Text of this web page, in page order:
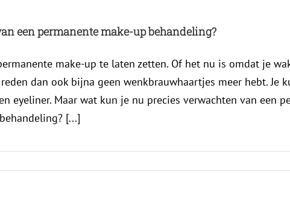
een permanente make-up behandeling?
make-up te laten zetten. Of het nu is omdat je
dan ook bijna geen wenkbrauwhaartjes meer hebt. Je
eyeliner. Maar wat kun je nu precies verwachten van een
[...]